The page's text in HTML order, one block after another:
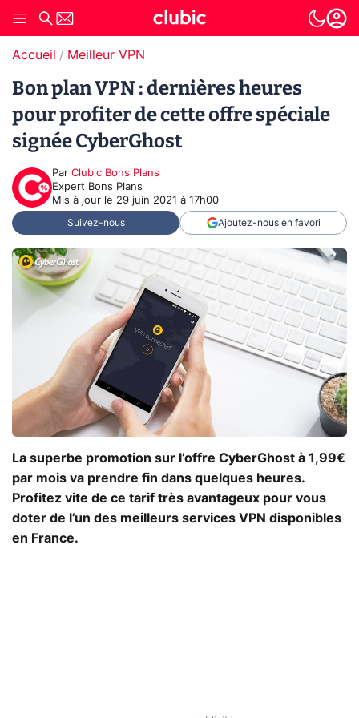
Accueil Meilleur VPN
Bon plan VPN : dernières heures
pour profiter de cette offre spéciale
signée CyberGhost
Par Clubic Bons Plans
Expert Bons Plans
Mis à jour le 29 juin 2021 à 17h00
Suivez-nous Ajoutez-nous en favori
La superbe promotion sur l’offre CyberGhost à 1,99€
par mois va prendre fin dans quelques heures.
Profitez vite de ce tarif très avantageux pour vous
doter de l’un des meilleurs services VPN disponibles
en France.